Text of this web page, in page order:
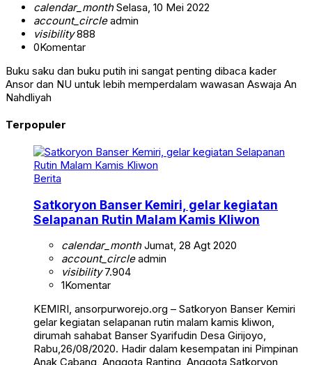
calendar_monthSelasa, 10 Mei 2022
account_circleadmin
visibility888
0Komentar
Buku saku dan buku putih ini sangat penting dibaca kader
Ansor dan NU untuk lebih memperdalam wawasan Aswaja An
Nahdliyah
Terpopuler
Berita
Satkoryon Banser Kemiri, gelar kegiatan
Selapanan Rutin Malam Kamis Kliwon
calendar_monthJumat, 28 Agt 2020
account_circleadmin
visibility7.904
1Komentar
KEMIRI, ansorpurworejo.org – Satkoryon Banser Kemiri
gelar kegiatan selapanan rutin malam kamis kliwon,
dirumah sahabat Banser Syarifudin Desa Girijoyo,
Rabu,26/08/2020. Hadir dalam kesempatan ini Pimpinan
Anak Cabang, Anggota Ranting, Anggota Satkoryon